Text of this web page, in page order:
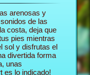
arenosas y
de las
costa, deja que
pies mientras
sol y disfrutas el
divertida forma
unas
es lo indicado!
En el
tus